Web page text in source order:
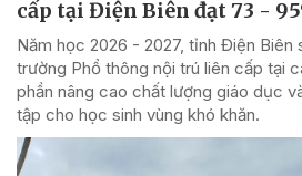
cấp tại Điện Biên đạt 73 -
Năm học 2026 - 2027, tỉnh Điện Biên
trường Phổ thông nội trú liên cấp tại
phần nâng cao chất lượng giáo dục
tập cho học sinh vùng khó khăn.